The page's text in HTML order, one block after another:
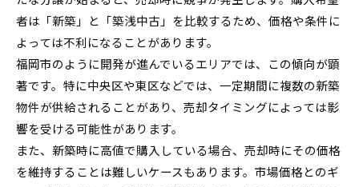
者は「新築」と「築浅中古」を比較するため、価格や条件に
よっては不利になることがあります。
福岡市のように開発が進んでいるエリアでは、この傾向が顕
著です。特に中央区や東区などでは、一定期間に複数の新築
物件が供給されることがあり、売却タイミングによっては影
響を受ける可能性があります。
また、新築時に高値で購入している場合、売却時にその価格
を維持することは難しいケースもあります。市場価格とのギ